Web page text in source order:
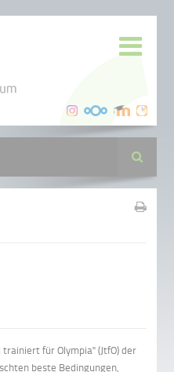
Suche
für Olympia" (JtfO) der
beste Bedingungen,